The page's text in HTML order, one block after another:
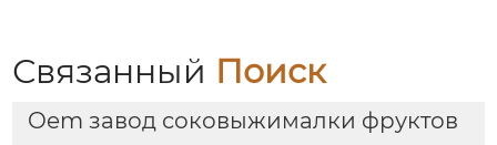
термостатическим
управлением
Связанный Поиск
Oem завод соковыжималки фруктов